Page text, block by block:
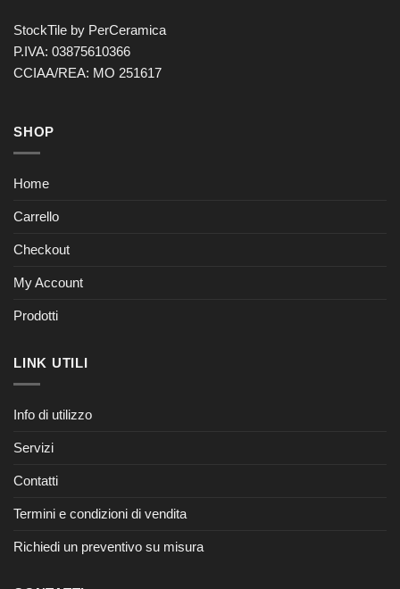
StockTile by PerCeramica
P.IVA: 03875610366
CCIAA/REA: MO 251617
SHOP
Home
Carrello
Checkout
My Account
Prodotti
LINK UTILI
Info di utilizzo
Servizi
Contatti
Termini e condizioni di vendita
Richiedi un preventivo su misura